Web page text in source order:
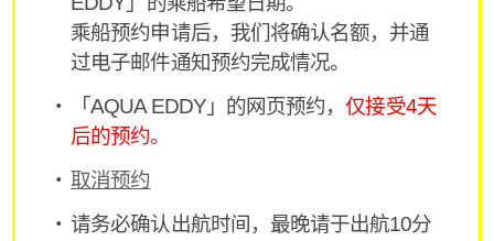
乘船预约申请后，我们将确认名额，并通
过电子邮件通知预约完成情况。
「AQUA EDDY」的网页预约，仅接受4天
后的预约。
取消预约
请务必确认出航时间，最晚请于出航10分